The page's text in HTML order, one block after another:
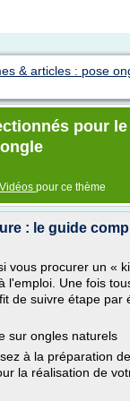
& articles : pose
pour le
pour ce thème
: le guide
vous procurer un «
l'emploi. Une fois
de suivre étape par
sur ongles naturels
à la préparation
la réalisation de